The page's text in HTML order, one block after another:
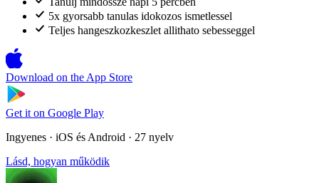
5x gyorsabb tanulas idokozos ismetlessel
Teljes hangeszkozkeszlet allithato sebesseggel
Download on the App Store
Get it on Google Play
Ingyenes · iOS és Android · 27 nyelv
Lásd, hogyan működik